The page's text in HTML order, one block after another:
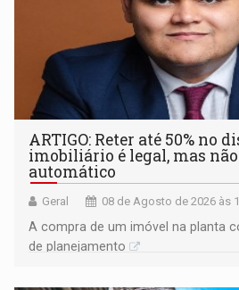
ARTIGO: Reter até 50% no
imobiliário é legal, mas não
automático
Geral 08 de Agosto de 2026 às
A compra de um imóvel na planta
de planejamento